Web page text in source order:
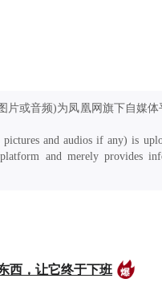
或音频)为凤凰网旗下自媒体
and audios if any) is
and merely provides
西，让它终于下班